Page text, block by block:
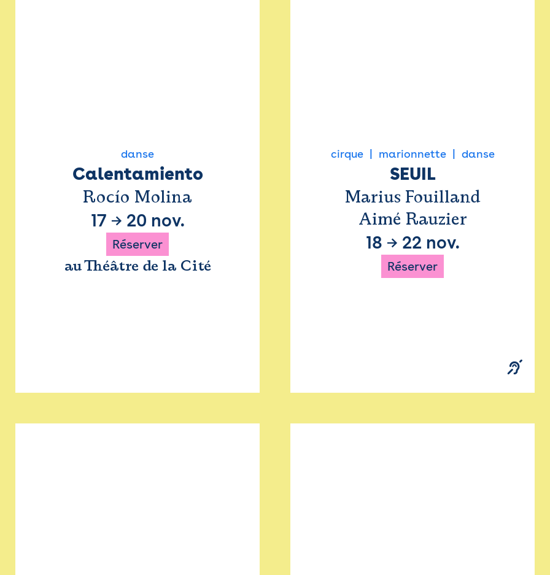
danse
Calentamiento
Rocío Molina
17 → 20 nov.
Réserver
au Théâtre de la Cité
cirque marionnette danse
SEUIL
Marius Fouilland
Aimé Rauzier
18 → 22 nov.
Réserver